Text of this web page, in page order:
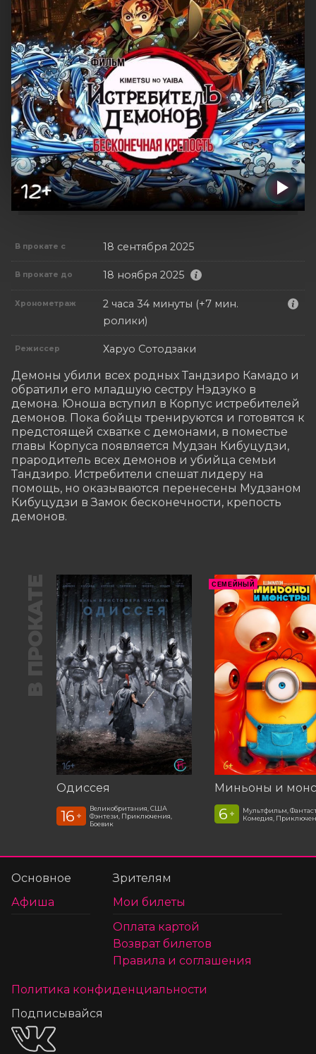
В прокате с 18 сентября 2025
В прокате до 18 ноября 2025
Хронометраж
2 часа 34 минуты (+7 мин.
ролики)
Режиссер Харуо Сотодзаки
Демоны убили всех родных Тандзиро Камадо и
обратили его младшую сестру Нэдзуко в
демона. Юноша вступил в Корпус истребителей
демонов. Пока бойцы тренируются и готовятся к
предстоящей схватке с демонами, в поместье
главы Корпуса появляется Мудзан Кибуцудзи,
прародитель всех демонов и убийца семьи
Тандзиро. Истребители спешат лидеру на
помощь, но оказываются перенесены Мудзаном
Кибуцудзи в Замок бесконечности, крепость
демонов.
В ПРОКАТЕ
Одиссея
16 +
Великобритания, США
Фэнтези, Приключения,
Боевик
СЕМЕЙНЫЙ
Миньоны и
6 +
Мультфильм,
Комедия,
Основное
Афиша
Зрителям
Мои билеты
Оплата картой
Возврат билетов
Правила и соглашения
Политика конфиденциальности
Подписывайся